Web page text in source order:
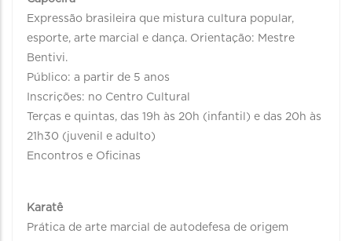
Expressão brasileira que mistura cultura popular,
esporte, arte marcial e dança. Orientação: Mestre
Bentivi.
Público: a partir de 5 anos
Inscrições: no Centro Cultural
Terças e quintas, das 19h às 20h (infantil) e das 20h às
21h30 (juvenil e adulto)
Encontros e Oficinas
Karatê
Prática de arte marcial de autodefesa de origem